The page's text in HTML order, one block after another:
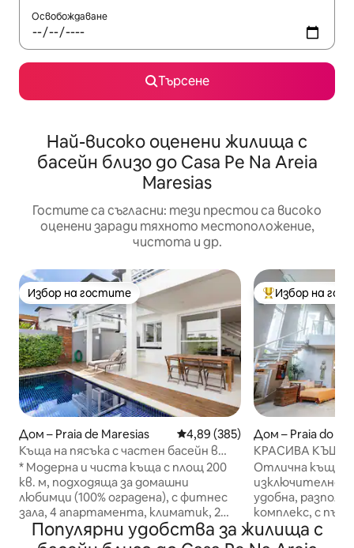
Освобождаване
Търсене
Най-високо оценени жилища с
басейн близо до Casa Pe Na Areia
Maresias
Гостите са съгласни: тези престои са високо
оценени заради тяхното местоположение,
чистота и др.
Избор на гостите
Избор на гостите
Дом – Praia de Maresias Средна оценка: 4,89 от 5,
4,89 (385)
Къща на пясъка с частен басейн в
Маресиас
* Модерна и чиста къща с площ 200
кв. м, подходяща за домашни
любимци (100% оградена), с фитнес
зала, 4 апартамента, климатик, 2
телевизора (във всекидневната/
апартамент) в първокласна зона на
Най-популярен
Избор на
Дом – Praia do
equeno
КРАСИВА КЪЩА,
сауна, на 150 м
Отлична къща,
изключително
удобна,
комплекс, с
уединение.
отопляем
Популярни удобства за жилища с